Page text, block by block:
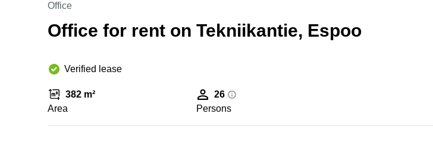
Office
Office for rent on Tekniikantie, Espoo
Verified lease
382 m²
Area
26
Persons